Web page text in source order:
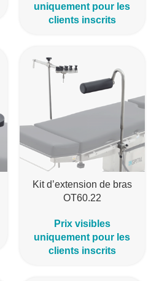
uniquement pour les
clients inscrits
Kit d’extension de bras
OT60.22
Prix visibles
uniquement pour les
clients inscrits